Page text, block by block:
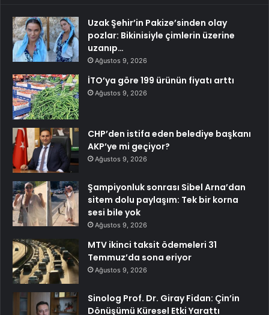
Uzak Şehir’in Pakize’sinden olay
pozlar: Bikinisiyle çimlerin üzerine
uzanıp…
Ağustos 9, 2026
İTO’ya göre 199 ürünün fiyatı arttı
Ağustos 9, 2026
CHP’den istifa eden belediye başkanı
AKP’ye mi geçiyor?
Ağustos 9, 2026
Şampiyonluk sonrası Sibel Arna’dan
sitem dolu paylaşım: Tek bir korna
sesi bile yok
Ağustos 9, 2026
MTV ikinci taksit ödemeleri 31
Temmuz’da sona eriyor
Ağustos 9, 2026
Sinolog Prof. Dr. Giray Fidan: Çin’in
Dönüşümü Küresel Etki Yarattı